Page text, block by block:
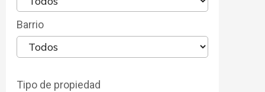
Barrio
Tipo de propiedad